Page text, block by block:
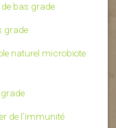
bas grade
grade
naturel microbiote
de l’immunité